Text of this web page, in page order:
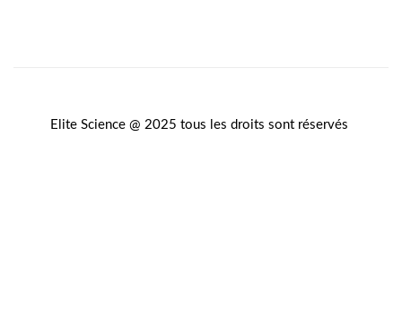
Elite Science @ 2025 tous les droits sont réservés